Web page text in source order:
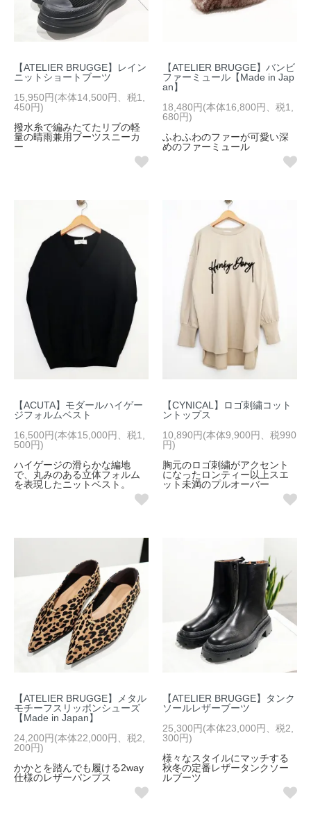
【ATELIER BRUGGE】レイン
ニットショートブーツ
15,950円(本体14,500円、税1,
450円)
撥水糸で編みたてたリブの軽
量の晴雨兼用ブーツスニーカ
ー
【ATELIER BRUGGE】バンビ
ファーミュール【Made in Jap
an】
18,480円(本体16,800円、税1,
680円)
ふわふわのファーが可愛い深
めのファーミュール
【ACUTA】モダールハイゲー
ジフォルムベスト
16,500円(本体15,000円、税1,
500円)
ハイゲージの滑らかな編地
で、丸みのある立体フォルム
を表現したニットベスト。
【CYNICAL】ロゴ刺繍コット
ントップス
10,890円(本体9,900円、税990
円)
胸元のロゴ刺繍がアクセント
になったロンティー以上スエ
ット未満のプルオーバー
【ATELIER BRUGGE】メタル
モチーフスリッポンシューズ
【Made in Japan】
24,200円(本体22,000円、税2,
200円)
かかとを踏んでも履ける2way
仕様のレザーパンプス
【ATELIER BRUGGE】タンク
ソールレザーブーツ
25,300円(本体23,000円、税2,
300円)
様々なスタイルにマッチする
秋冬の定番レザータンクソー
ルブーツ